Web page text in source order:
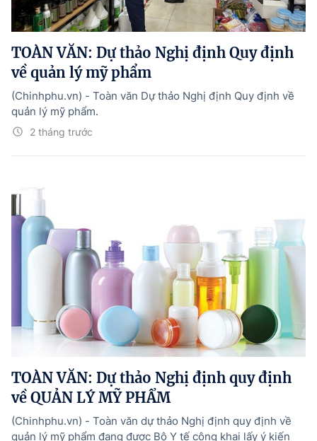
Hướng dẫn thực hiện chính sách
Phát triển kinh tế tư nhân và doanh nghiệp dân tộc
Ocop và chuỗi giá trị Nông sản
Kinh tế tư nhân
Doanh nghiệp dân tộc
Video
Photo
© BÁO ĐIỆN TỬ CHÍNH PHỦ
Tổng Giám đốc:Nguyễn Hồng Sâm
Trụ sở: 16 Lê Hồng Phong - Ba Đình - Hà Nội.
Điện thoại: 080 43162; Fax: 080.48924;
Email: thongtinchinhphu@chinhphu.vn.
Theo dõi báo trên:
TOÀN VĂN: Dự thảo Nghị định Quy định
về quản lý mỹ phẩm
2 tháng trước
(Chinhphu.vn) - Toàn văn Dự thảo Nghị định Quy định về
quản lý mỹ phẩm.
TOÀN VĂN: Dự thảo Nghị định quy định
về QUẢN LÝ MỸ PHẨM
(Chinhphu.vn) - Toàn văn dự thảo Nghị định quy định về
quản lý mỹ phẩm đang được Bộ Y tế công khai lấy ý kiến